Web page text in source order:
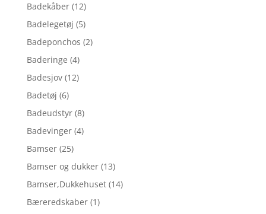
Badekåber (12)
Badelegetøj (5)
Badeponchos (2)
Baderinge (4)
Badesjov (12)
Badetøj (6)
Badeudstyr (8)
Badevinger (4)
Bamser (25)
Bamser og dukker (13)
Bamser,Dukkehuset (14)
Bæreredskaber (1)